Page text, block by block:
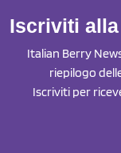
Iscriviti
Italian Berry
riepilogo
Iscriviti per